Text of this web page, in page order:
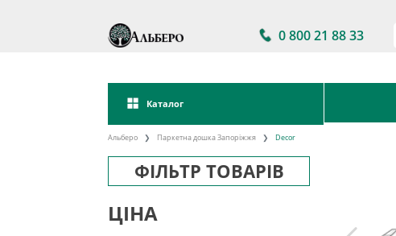
0 800 21 88 33
Каталог
Альберо Паркетна дошка Запоріжжя Decor
ФІЛЬТР ТОВАРІВ
ЦІНА